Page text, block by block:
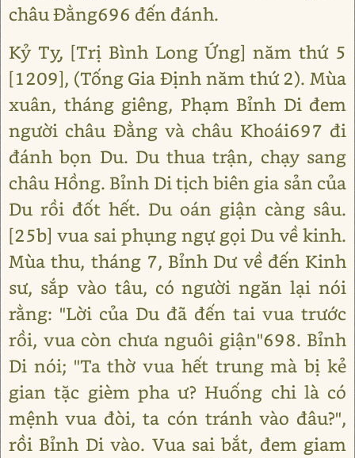
châu Đằng696 đến đánh.
Kỷ Tỵ, [Trị Bình Long Ứng] năm thứ 5
[1209], (Tống Gia Định năm thứ 2). Mùa
xuân, tháng giêng, Phạm Bỉnh Di đem
người châu Đằng và châu Khoái697 đi
đánh bọn Du. Du thua trận, chạy sang
châu Hồng. Bỉnh Di tịch biên gia sản của
Du rồi đốt hết. Du oán giận càng sâu.
[25b] vua sai phụng ngự gọi Du về kinh.
Mùa thu, tháng 7, Bỉnh Dư về đến Kinh
sư, sắp vào tâu, có người ngăn lại nói
rằng: "Lời của Du đã đến tai vua trước
rồi, vua còn chưa nguôi giận"698. Bỉnh
Di nói; "Ta thờ vua hết trung mà bị kẻ
gian tặc gièm pha ư? Huống chi là có
mệnh vua đòi, ta cón tránh vào đâu?",
rồi Bỉnh Di vào. Vua sai bắt, đem giam